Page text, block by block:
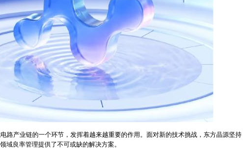
路产业链的一个环节，发挥着越来越重要的作用。面对新的技术挑战，东方晶源坚持
良率管理提供了不可或缺的解决方案。